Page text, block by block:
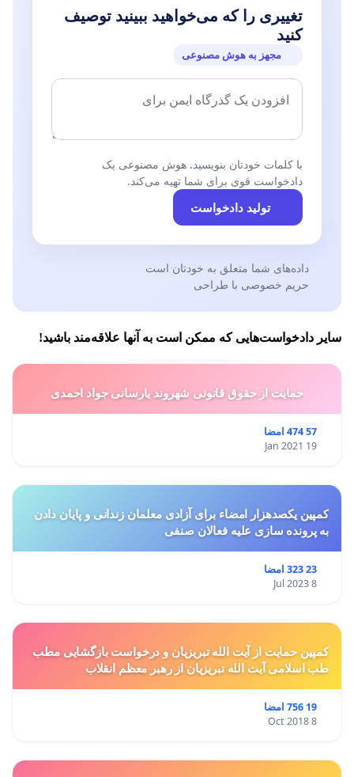
تغییری را که می‌خواهید ببینید توصیف
کنید
مجهز به هوش مصنوعی
با کلمات خودتان بنویسید. هوش مصنوعی یک
دادخواست قوی برای شما تهیه می‌کند.
تولید دادخواست
داده‌های شما متعلق به خودتان است
حریم خصوصی با طراحی
سایر دادخواست‌هایی که ممکن است به آنها علاقه‌مند باشید!
حمایت از حقوق قانونی شهروند یارسانی جواد احمدی
57 474 امضا
19 Jan 2021
کمپین یکصدهزار امضاء برای آزادی معلمان زندانی و پایان دادن
به پرونده سازی علیه فعالان صنفی
23 323 امضا
8 Jul 2023
کمپین حمایت از آیت الله تبریزیان و درخواست بازگشایی مطب
طب اسلامی آیت الله تبریزیان از رهبر معظم انقلاب
19 756 امضا
8 Oct 2018